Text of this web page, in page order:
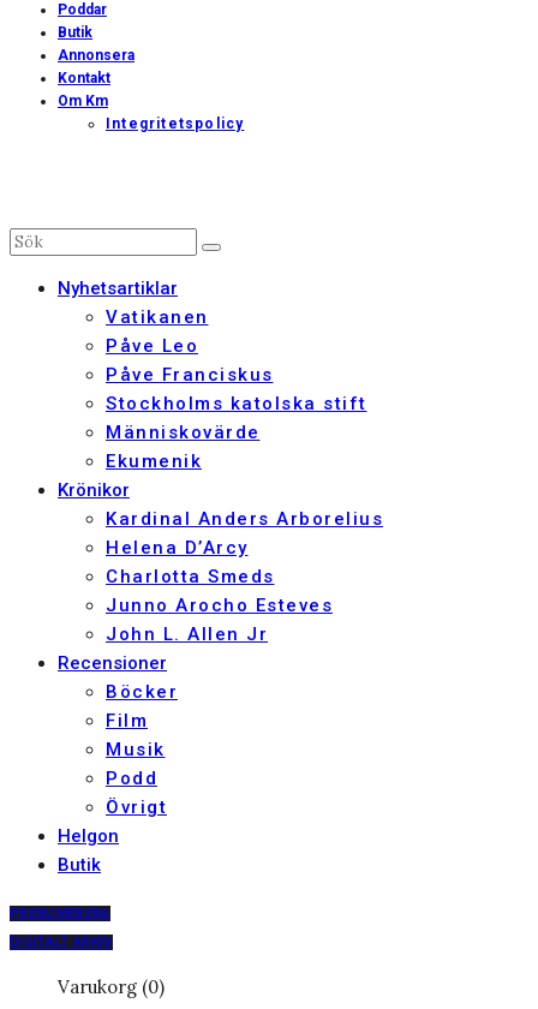
Poddar
Butik
Annonsera
Kontakt
Om Km
Integritetspolicy
Nyhetsartiklar
Vatikanen
Påve Leo
Påve Franciskus
Stockholms katolska stift
Människovärde
Ekumenik
Krönikor
Kardinal Anders Arborelius
Helena D’Arcy
Charlotta Smeds
Junno Arocho Esteves
John L. Allen Jr
Recensioner
Böcker
Film
Musik
Podd
Övrigt
Helgon
Butik
PRENUMERERA
DIGITALT ARKIV
Varukorg (0)